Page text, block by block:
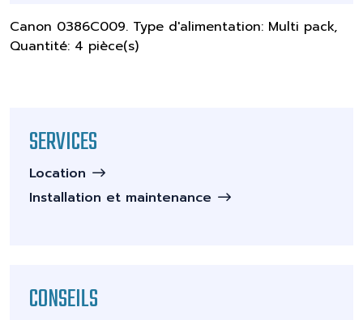
Canon 0386C009. Type d'alimentation: Multi pack,
Quantité: 4 pièce(s)
SERVICES
Location
Installation et maintenance
CONSEILS